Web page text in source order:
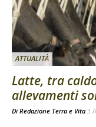
ATTUALITÀ
Latte, tra
allevamenti
Di Redazione Terra e Vita 3